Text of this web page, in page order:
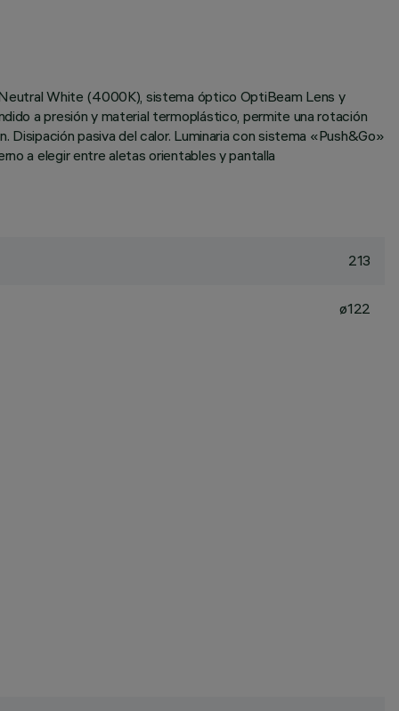
White (4000K), sistema óptico OptiBeam Lens y
a presión y material termoplástico, permite una rotación
pasiva del calor. Luminaria con sistema «Push&Go»
a elegir entre aletas orientables y pantalla
213
ø122